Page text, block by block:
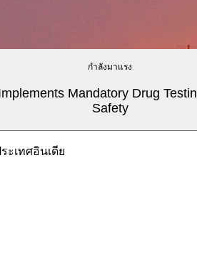
กำลังมาแรง
Mandatory Drug
Safety
ะเทศอินเดีย